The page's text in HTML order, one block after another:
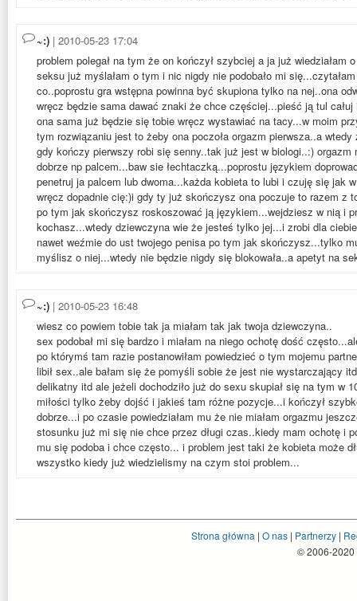
~:) | 2010-05-23 17:04
problem polegał na tym że on kończył szybciej a ja już wiedziałam
seksu już myślałam o tym i nic nigdy nie podobało mi
co..poprostu gra wstępna powinna być skupiona tylko na nej..ona
wręcz będzie sama dawać znaki że chce częściej...pieść ją tul
ona sama już będzie się tobie wręcz wystawiać na tacy...w moim
tym rozwiązaniu jest to żeby ona poczoła orgazm pierwsza..a
gdy kończy pierwszy robi się senny..tak już jest w biologi..:)
dobrze np palcem...baw sie łechtaczką...poprostu językiem
penetruj ja palcem lub dwoma...każda kobieta to lubi i czuję się jak
wręcz dopadnie cię:)i gdy ty już skończysz ona poczuje to razem z
po tym jak skończysz roskoszować ją językiem...wejdziesz w nią i
kochasz...wtedy dziewczyna wie że jesteś tylko jej...i zrobi dla
nawet weźmie do ust twojego penisa po tym jak skończysz...tylko
myślisz o niej...wtedy nie będzie nigdy się blokowała..a apetyt na
~:) | 2010-05-23 16:48
wiesz co powiem tobie tak ja miałam tak jak twoja dziewczyna..
sex podobał mi się bardzo i miałam na niego ochotę dość
po którymś tam razie postanowiłam powiedzieć o tym mojemu
libił sex..ale bałam się że pomyśli sobie że jest nie wystarczający
delikatny itd ale jeżeli dochodziło już do sexu skupiał się na tym w
miłości tylko żeby dojść i jakieś tam różne pozycje...i kończył
dobrze...i po czasie powiedziałam mu że nie miałam orgazmu
stosunku już mi się nie chce przez długi czas..kiedy mam ochotę i
mu się podoba i chce często... i problem jest taki że kobieta może
wszystko kiedy już wiedzielismy na czym stoi problem...
Strona główna | O nas| Partnerzy|
© 2006-2020